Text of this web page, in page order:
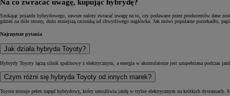
Na co zwracać uwagę, kupując hybrydę?
Szukając pojazdu hybrydowego, zawsze należy zwracać uwagę na to, czy podawane przez producentów dane
gdzieś na dole strony, dużo mniejszą czcionką od chwytliwego nagłówka. Jak mówi popularne porzekadło,
Najczęstsze pytania
Jak działa hybryda Toyoty?
Hybrydy Toyoty łączą silnik spalinowy z elektrycznym, a energia w akumulatorze jest uzupełniana podczas
Czym różni się hybryda Toyoty od innych marek?
Toyota stosuje pełen napęd hybrydowy, który umożliwia jazdę w trybie elektrycznym na krótkich